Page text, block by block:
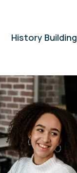
History Building